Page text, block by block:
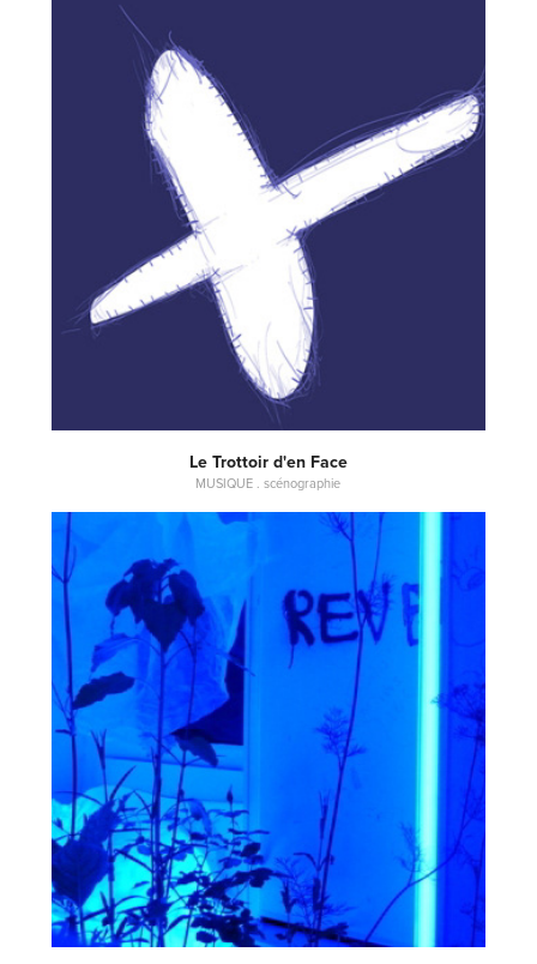
Le Trottoir d'en Face
MUSIQUE . scénographie